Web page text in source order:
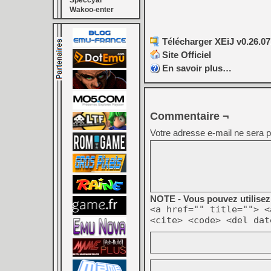
Wakoo-enter
Télécharger XEiJ
Site Officiel
En savoir plus…
Commentaire ¬
Votre adresse e-mail ne sera
NOTE - Vous pouvez
<a href="" title="">
<cite> <code> <del